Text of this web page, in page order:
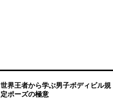
世界王者から学ぶ男子ボディビル規
定ポーズの極意